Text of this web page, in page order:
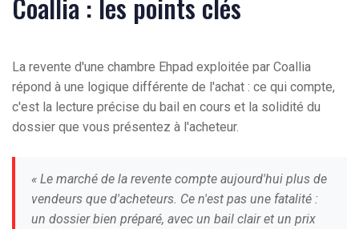
La revente d'une chambre Ehpad exploitée par Coallia
répond à une logique différente de l'achat : ce qui compte,
c'est la lecture précise du bail en cours et la solidité du
dossier que vous présentez à l'acheteur.
« Le marché de la revente compte aujourd'hui plus de
vendeurs que d'acheteurs. Ce n'est pas une fatalité :
un dossier bien préparé, avec un bail clair et un prix